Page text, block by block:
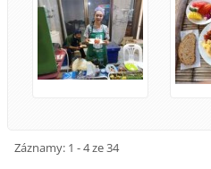
Záznamy: 1 - 4 ze 34